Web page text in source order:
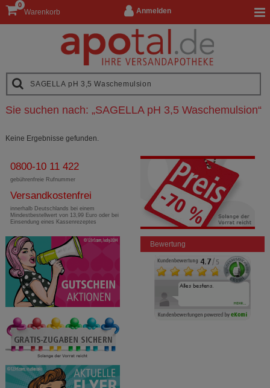
Anmelden
Warenkorb
0
Sie suchen nach: „SAGELLA pH 3,5 Waschemulsion“
Keine Ergebnisse gefunden.
0800-10 11 422
gebührenfreie Rufnummer
Versandkostenfrei
innerhalb Deutschlands bei einem
Mindestbestellwert von 13,99 Euro oder bei
Einsendung eines Kassenrezeptes
Bewertung